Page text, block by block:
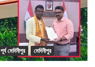
পূর্ব মেদিনীপুর মেদিনীপুর